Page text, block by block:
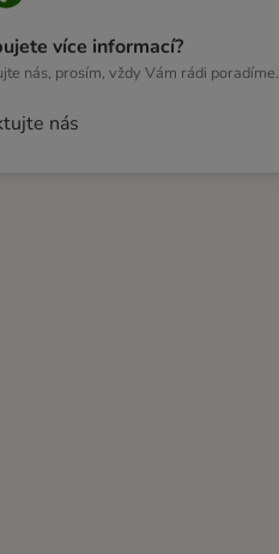
více informací?
nás, prosím, vždy Vám rádi poradíme.
nás